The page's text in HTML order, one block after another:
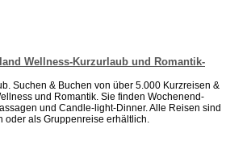
Wellness-Kurzurlaub und Romantik-
Suchen & Buchen von über 5.000 Kurzreisen &
und Romantik. Sie finden Wochenend-
und Candle-light-Dinner. Alle Reisen sind
oder als Gruppenreise erhältlich.